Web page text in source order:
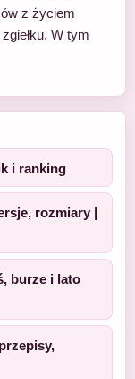
z życiem
W tym
i ranking
rozmiary |
burze i lato